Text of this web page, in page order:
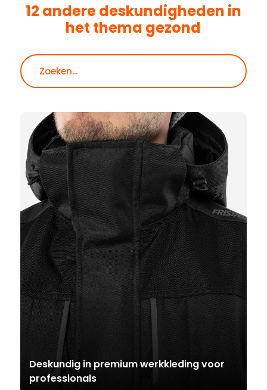
12 andere deskundigheden in
het thema gezond
Deskundig in premium werkkleding voor
professionals